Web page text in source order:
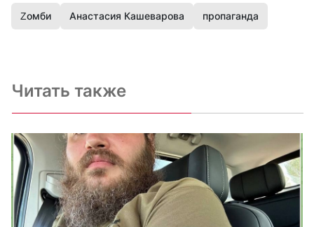
Zомби Анастасия Кашеварова пропаганда
Читать также